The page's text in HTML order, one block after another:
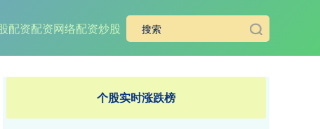
配资配资网络配资炒股
个股实时涨跌榜